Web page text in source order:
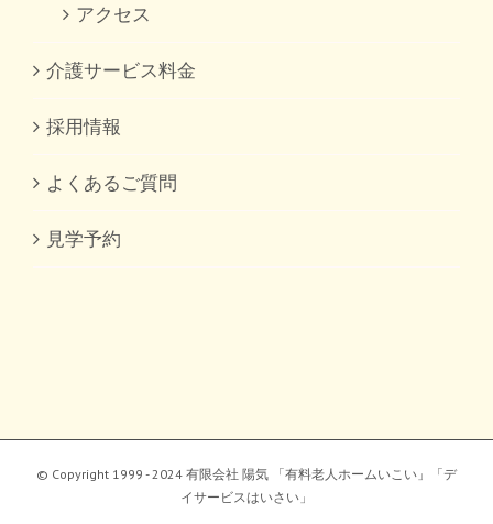
アクセス
介護サービス料金
採用情報
よくあるご質問
見学予約
© Copyright 1999 - 2024 有限会社 陽気 「有料老人ホームいこい」「デ
イサービスはいさい」